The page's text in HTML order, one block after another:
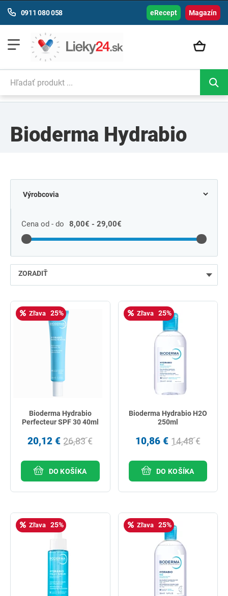
Magazín
0911 080 058 eRecept
Bioderma Hydrabio
Cena od - do 8,00€ - 29,00€
ZORADIŤ
najdrahšie
Zľava 25%
Bioderma Hydrabio
Perfecteur SPF 30 40ml
20,12 € 26,83 €
DO KOŠÍKA
Zľava 25%
Bioderma Hydrabio H2O
250ml
10,86 € 14,48 €
DO KOŠÍKA
Zľava 25% Zľava 25%